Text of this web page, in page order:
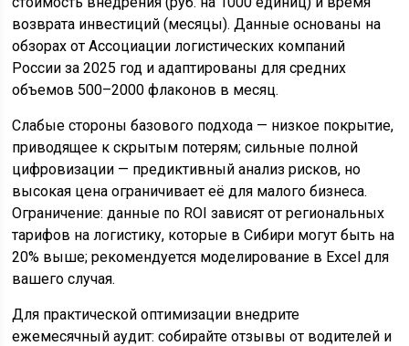
возврата инвестиций (месяцы). Данные основаны на
обзорах от Ассоциации логистических компаний
России за 2025 год и адаптированы для средних
объемов 500–2000 флаконов в месяц.
Слабые стороны базового подхода — низкое покрытие,
приводящее к скрытым потерям; сильные полной
цифровизации — предиктивный анализ рисков, но
высокая цена ограничивает её для малого бизнеса.
Ограничение: данные по ROI зависят от региональных
тарифов на логистику, которые в Сибири могут быть на
20% выше; рекомендуется моделирование в Excel для
вашего случая.
Для практической оптимизации внедрите
ежемесячный аудит: собирайте отзывы от водителей и